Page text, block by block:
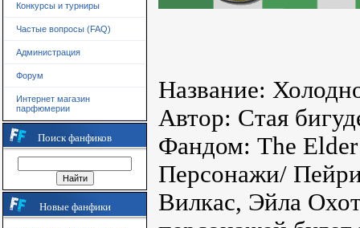
Конкурсы и турниры
Частые вопросы (FAQ)
Администрация
Форум
Интернет магазин
парфюмерии
Поиск фанфиков
Новые фанфики
Название:
Автор: Стая
Фандом: The
Персонажи/
Вилкас, Эйла